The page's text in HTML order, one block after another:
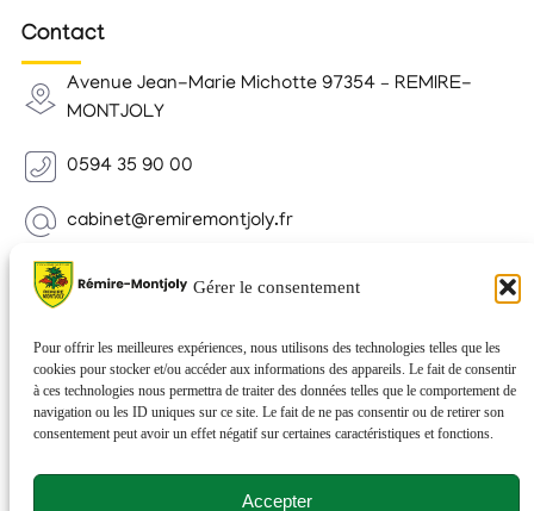
Gérer le consentement
Pour offrir les meilleures expériences, nous utilisons des technologies telles que les
cookies pour stocker et/ou accéder aux informations des appareils. Le fait de consentir
à ces technologies nous permettra de traiter des données telles que le comportement de
navigation ou les ID uniques sur ce site. Le fait de ne pas consentir ou de retirer son
consentement peut avoir un effet négatif sur certaines caractéristiques et fonctions.
Accepter
Contact
Avenue Jean-Marie Michotte 97354 – REMIRE-
MONTJOLY
0594 35 90 00
cabinet@remiremontjoly.fr
Newsletter
nouvelles de votre commune.